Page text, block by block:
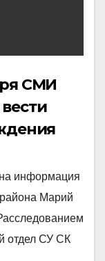
СМИ
информация
Марий
отдел СУ СК